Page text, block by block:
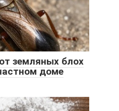
земляных блох
доме